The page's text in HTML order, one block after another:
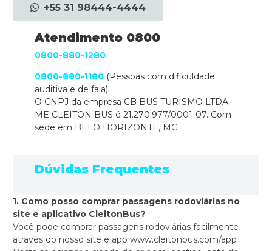
+55 31 98444-4444
Atendimento 0800
0800-880-1280
0800-880-1180 (Pessoas com dificuldade
auditiva e de fala)
O CNPJ da empresa CB BUS TURISMO LTDA –
ME CLEITON BUS é 21.270.977/0001-07. Com
sede em BELO HORIZONTE, MG
Dúvidas Frequentes
1. Como posso comprar passagens rodoviárias no
site e aplicativo CleitonBus?
Você pode comprar passagens rodoviárias facilmente
através do nosso site e app www.cleitonbus.com/app .